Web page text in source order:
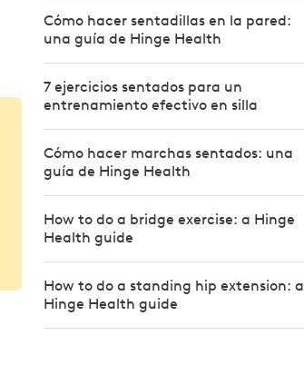
Cómo hacer sentadillas en la pared:
una guía de Hinge Health
7 ejercicios sentados para un
entrenamiento efectivo en silla
Cómo hacer marchas sentados: una
guía de Hinge Health
How to do a bridge exercise: a Hinge
Health guide
How to do a standing hip extension: a
Hinge Health guide